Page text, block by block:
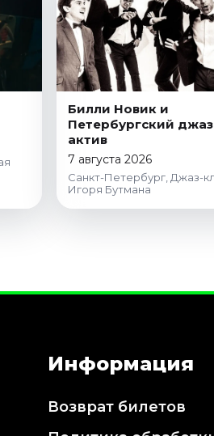
Билли Новик и
Петербургский
актив
7 августа 2026
Санкт-Петербург, Джаз-
Игоря Бутмана
Информация
Возврат билетов